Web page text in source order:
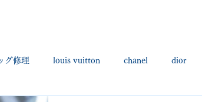
グ修理 louis vuitton chanel dior